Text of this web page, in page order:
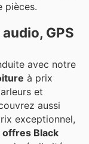
pièces.
GPS
avec notre
à prix
et
aussi
exceptionnel,
offres Black